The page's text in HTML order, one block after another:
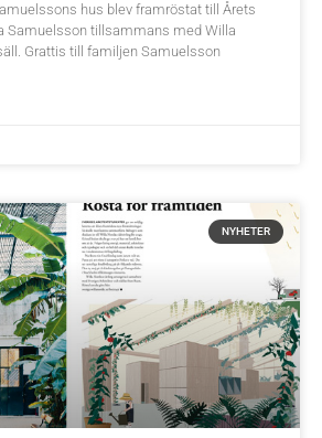
hus blev framröstat till Årets
Samuelsson tillsammans med Willa
Grattis till familjen Samuelsson
NYHETER